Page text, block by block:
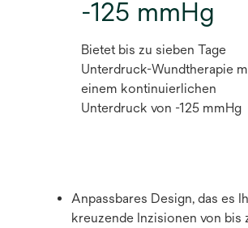
-125 mmHg
Bietet bis zu sieben Tage
Unterdruck-Wundtherapie
einem kontinuierlichen
Unterdruck von -125 mmHg
Anpassbares Design, das es
kreuzende Inzisionen von bis